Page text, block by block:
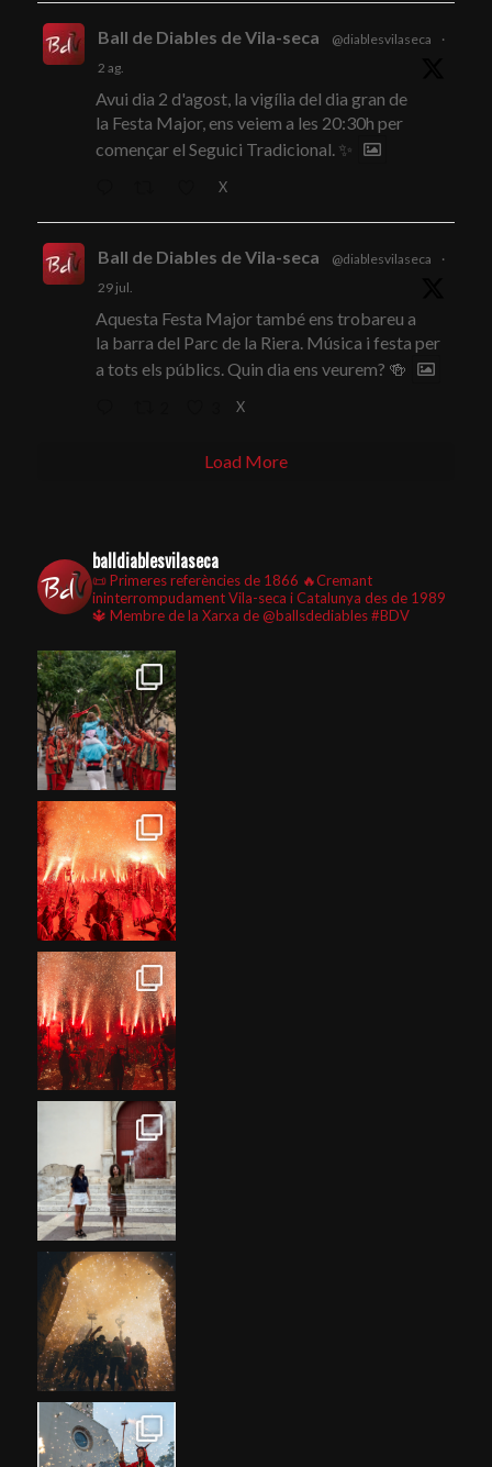
Ball de Diables de Vila-seca @diablesvilaseca
·
2 ag.
Avui dia 2 d'agost, la vigília del dia gran de
la Festa Major, ens veiem a les 20:30h per
començar el Seguici Tradicional. ✨
X
Ball de Diables de Vila-seca @diablesvilaseca
·
29 jul.
Aquesta Festa Major també ens trobareu a
la barra del Parc de la Riera. Música i festa per
a tots els públics. Quin dia ens veurem? 🍻
X
Load More
balldiablesvilaseca
📜 Primeres referències de 1866 🔥Cremant
ininterrompudament Vila-seca i Catalunya des de 1989
🔱 Membre de la Xarxa de @ballsdediables#BDV